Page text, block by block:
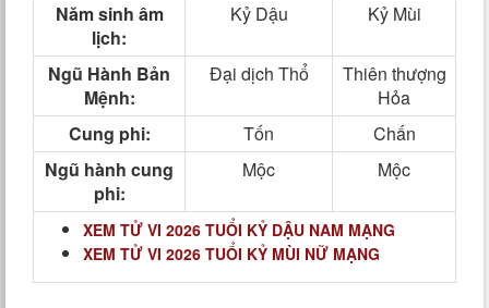
Năm sinh âm
lịch:
Kỷ Dậu Kỷ Mùi
Ngũ Hành Bản
Mệnh:
Đại dịch Thổ
Thiên thượng
Hỏa
Cung phi:
Tốn
Chấn
Ngũ hành cung
phi:
Mộc Mộc
XEM TỬ VI 2026 TUỔI KỶ DẬU NAM MẠNG
XEM TỬ VI 2026 TUỔI KỶ MÙI NỮ MẠNG